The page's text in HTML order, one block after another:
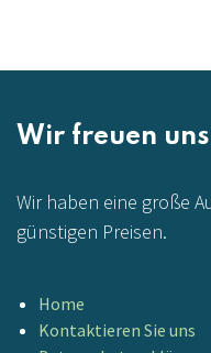
Wir freuen
Wir haben eine große
günstigen Preisen.
Home
Kontaktieren Sie uns